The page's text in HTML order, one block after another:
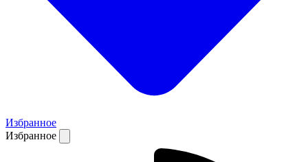
Избранное
Избранное